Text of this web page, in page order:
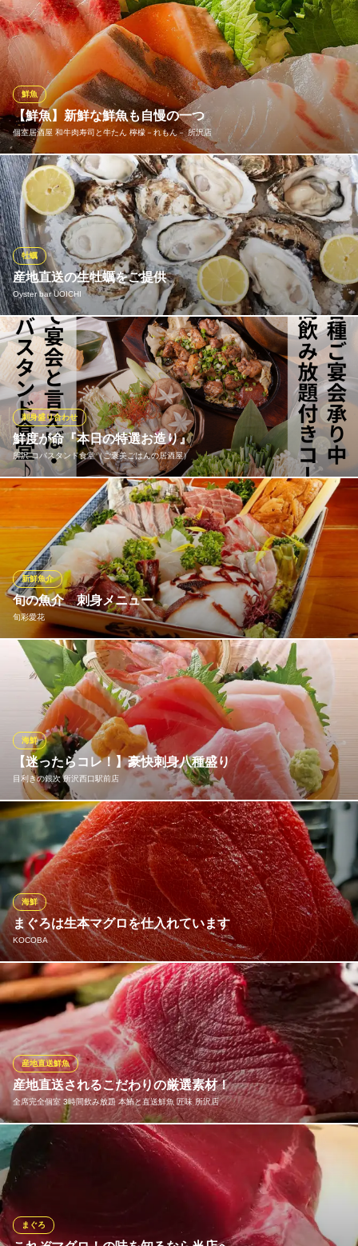
新鮮な海の幸を心ゆくまで堪能できる贅沢な宴会コースが、3,500
円～！毎朝仕入れる旬の魚介をふんだんに使った料理は、どれも
職人が丁寧に仕上げた逸品揃い。お刺身や焼き魚、海鮮鍋など多
彩なメニューで、何度訪れても飽きることがありません♪ゆったり
楽しめる3時間の飲み放題付き！飲み会や女子会など宴会にも最適
です◎
全席個室 生本マグロと創作和食 海鮮居酒屋 海鮮道楽 所沢店
所沢 完全個室居酒屋
西武新宿線所沢駅 徒歩4分
埼玉県所沢市日吉町8-5 フジノビル3F
【鮮魚】新鮮な鮮魚も自慢の一つ
個室居酒屋 和牛肉寿司と牛たん 檸檬－れもん－ 所沢店
鮮魚
毎日仕入れる新鮮な魚介を使い、丹精込めて調理したお刺身もお
すすめ！季節に応じた旬の味わいを楽しむことができます！鮮度
にこだわり、新鮮な魚の風味を最大限に引き立てる調理法を用い
てます！お酒との相性も抜群で、美味しいお刺身とお酒を楽しみ
ながら、ゆったりとしたひと時をお過ごしください！
個室居酒屋 和牛肉寿司と牛たん 檸檬－れもん－ 所沢店
居酒屋
西武新宿線所沢駅 徒歩2分
埼玉県所沢市日吉町3-6
産地直送の生牡蠣をご提供
Oyster bar UOICHI
牡蠣
全国の旬の生牡蠣をご提供♪「佐賀有明海の牡蠣名人梅津さんの
有明」、「三重県鳥羽市は答志島の桃まる」など、産地はもちろ
ん、生産者がわかる牡蠣ばかり！ 毎日全国から仕入れた最高級の
牡蠣をお届けします。※牡蠣の内容はある日の一例です。牡蠣は仕
入れにより変更あり
Oyster bar UOICHI
最高級の牡蠣×魚介バル
西武新宿線新所沢駅 徒歩5分
埼玉県所沢市美原町5-2040-2
鮮度が命『本日の特選お造り』
所沢 コバスタンド食堂（ご褒美ごはんの居酒屋）
刺身盛り合わせ
料理長が毎朝市場で自ら目利きし、その日一番の鮮魚だけを仕入
れます。鮮度への徹底したこだわりと、旬の魚介を贅沢に盛り込
む彩り豊かな一皿は、当店のもう一つの顔。季節の恵みを存分に
ご堪能ください。
所沢 コバスタンド食堂（ご褒美ごはんの居酒屋）
所沢で料理が旨い店
西武新宿線所沢駅 徒歩8分
埼玉県所沢市御幸町7-5
旬の魚介 刺身メニュー
旬彩愛花
新鮮魚介
当店で提供しているメニューは、店主自らが厳選した旬の魚介や
旬の野菜を使用しております。 新鮮さを感じていただくためにお
魚類はまず、刺身で召し上がっていただきたいと思っています。
旬彩愛花
酒と旬の味覚
西武新宿線新所沢駅 徒歩3分
埼玉県所沢市緑町2-7-6 ガーデンフロント1F
【迷ったらコレ！】豪快刺身八種盛り
目利きの銀次 所沢西口駅前店
海鮮
『豪快刺身八種盛り』海の幸を贅沢に使い、豪快に盛り付けたイ
チオシの刺身盛り。まぐろやサーモンなど色んな魚介を楽しむな
らこちらがおすすめ！2～3名で美味しく楽しめます♪おいしい魚料
理をぜひ当店でご堪能ください。※季節や仕入れの状況により内容
が変わる場合があります。
目利きの銀次 所沢西口駅前店
漁師料理とうまい酒
西武新宿線所沢駅 徒歩3分
埼玉県所沢市日吉町11-19 基和ビルB1
まぐろは生本マグロを仕入れています
KOCOBA
海鮮
本マグロをブロックで仕入れ自店でさばいています。
KOCOBA
海鮮バル 食事処
西武狭山線西所沢駅 徒歩3分
埼玉県所沢市西所沢1-17-13
産地直送されるこだわりの厳選素材！
全席完全個室 3時間飲み放題 本鮪と直送鮮魚 匠味 所沢店
産地直送鮮魚
信頼できる漁師さんからの仕入れにより、極上の鮮度と驚きの価
格を実現！さまざまな調理方法で彩るお魚料理は、素材の味を存
分に引き出した逸品の数々です。何より、お刺身は口に入れた瞬
間、当店のお魚がいかに新鮮かおわかりいただけるかと思います♪
是非ご賞味あれ！
まぐろ